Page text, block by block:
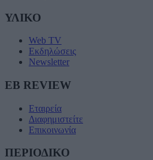
ΥΛΙΚΟ
Web TV
Εκδηλώσεις
Newsletter
EB REVIEW
Εταιρεία
Διαφημιστείτε
Επικοινωνία
ΠΕΡΙΟΔΙΚΟ